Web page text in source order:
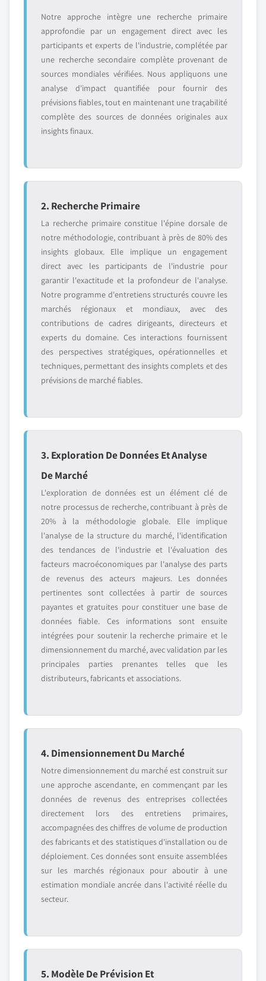
Notre approche intègre une recherche primaire
approfondie par un engagement direct avec les
participants et experts de l'industrie, complétée par
une recherche secondaire complète provenant de
sources mondiales vérifiées. Nous appliquons une
analyse d'impact quantifiée pour fournir des
prévisions fiables, tout en maintenant une traçabilité
complète des sources de données originales aux
insights finaux.
2. Recherche Primaire
La recherche primaire constitue l'épine dorsale de
notre méthodologie, contribuant à près de 80% des
insights globaux. Elle implique un engagement
direct avec les participants de l'industrie pour
garantir l'exactitude et la profondeur de l'analyse.
Notre programme d'entretiens structurés couvre les
marchés régionaux et mondiaux, avec des
contributions de cadres dirigeants, directeurs et
experts du domaine. Ces interactions fournissent
des perspectives stratégiques, opérationnelles et
techniques, permettant des insights complets et des
prévisions de marché fiables.
3. Exploration De Données Et Analyse
De Marché
L'exploration de données est un élément clé de
notre processus de recherche, contribuant à près de
20% à la méthodologie globale. Elle implique
l'analyse de la structure du marché, l'identification
des tendances de l'industrie et l'évaluation des
facteurs macroéconomiques par l'analyse des parts
de revenus des acteurs majeurs. Les données
pertinentes sont collectées à partir de sources
payantes et gratuites pour constituer une base de
données fiable. Ces informations sont ensuite
intégrées pour soutenir la recherche primaire et le
dimensionnement du marché, avec validation par les
principales parties prenantes telles que les
distributeurs, fabricants et associations.
4. Dimensionnement Du Marché
Notre dimensionnement du marché est construit sur
une approche ascendante, en commençant par les
données de revenus des entreprises collectées
directement lors des entretiens primaires,
accompagnées des chiffres de volume de production
des fabricants et des statistiques d'installation ou de
déploiement. Ces données sont ensuite assemblées
sur les marchés régionaux pour aboutir à une
estimation mondiale ancrée dans l'activité réelle du
secteur.
5. Modèle De Prévision Et